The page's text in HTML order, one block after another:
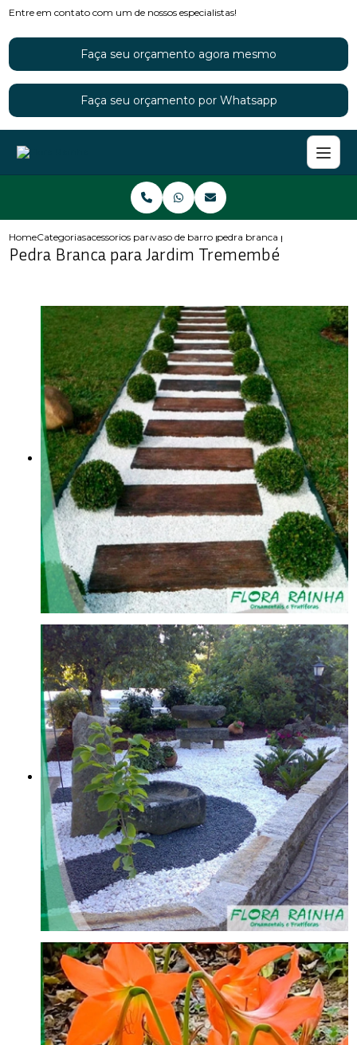
Entre em contato com um de nossos especialistas!
Faça seu orçamento agora mesmo
Faça seu orçamento por Whatsapp
HomeCategoriasacessorios para jardinsvaso de barro para jardimpedra branca para jardim
Pedra Branca para Jardim Tremembé